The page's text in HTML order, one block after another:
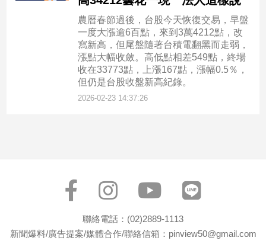
農曆春節過後，台股今天恢復交易，早盤
一度大漲逾6百點，來到3萬4212點，改
寫新高，但尾盤隨著台積電翻黑而走弱，
漲點大幅收斂。高低點相差549點，終場
收在33773點，上漲167點，漲幅0.5％，
但仍是台股收盤新高紀錄。
2026-02-23 14:37:26
聯絡電話：(02)2889-1113
新聞爆料/廣告提案/媒體合作/聯絡信箱：pinview50@gmail.com